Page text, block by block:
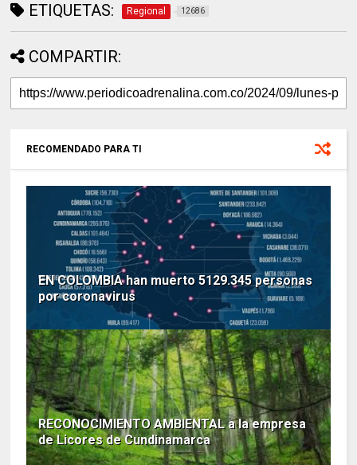
ETIQUETAS: Regional 12686
COMPARTIR:
RECOMENDADO PARA TI
EN COLOMBIA han muerto 5129.345 personas
por coronavirus
RECONOCIMIENTO AMBIENTAL a la empresa
de Licores de Cundinamarca